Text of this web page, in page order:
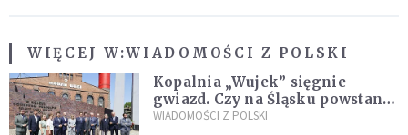
WIĘCEJ W:WIADOMOŚCI Z POLSKI
Kopalnia „Wujek” sięgnie
gwiazd. Czy na Śląsku powstanie
„Dolina Krzemowa”?
WIADOMOŚCI Z POLSKI